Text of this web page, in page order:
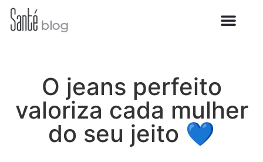
O jeans perfeito
valoriza cada mulher
do seu jeito 💙